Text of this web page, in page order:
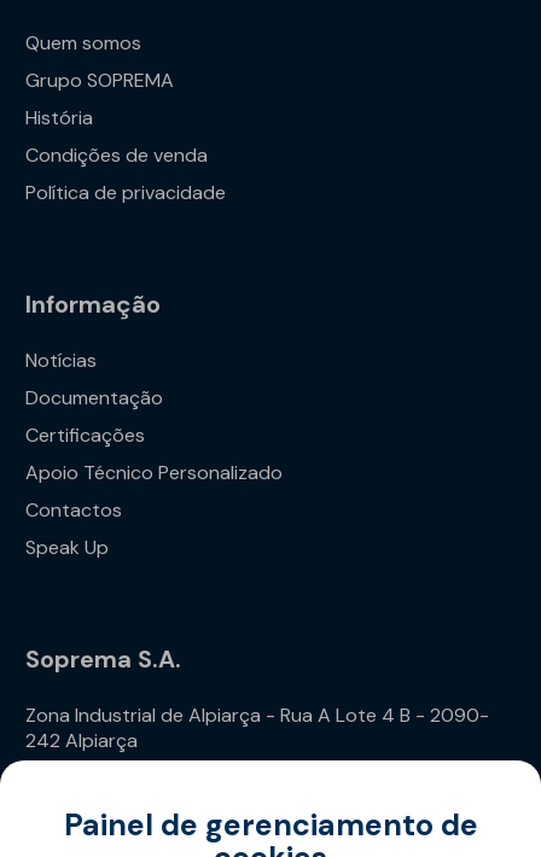
Quem somos
Grupo SOPREMA
História
Condições de venda
Política de privacidade
Informação
Notícias
Documentação
Certificações
Apoio Técnico Personalizado
Contactos
Speak Up
Soprema S.A.
Zona Industrial de Alpiarça - Rua A Lote 4 B - 2090-
242 Alpiarça
Painel de gerenciamento de